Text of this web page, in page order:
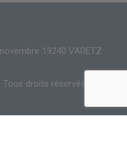
19240 VARETZ
droits réservés